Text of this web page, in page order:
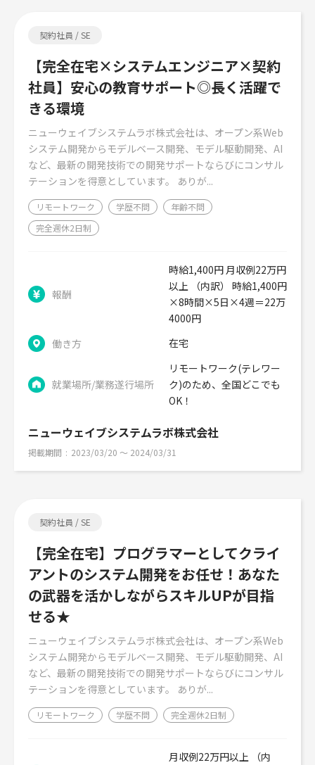
契約社員 / SE
【完全在宅×システムエンジニア×契約
社員】安心の教育サポート◎長く活躍で
きる環境
ニューウェイブシステムラボ株式会社は、オープン系Web
システム開発からモデルベース開発、モデル駆動開発、AI
など、最新の開発技術での開発サポートならびにコンサル
テーションを得意としています。 ありが...
リモートワーク 学歴不問
年齢不問
完全週休2日制
報酬
時給1,400円 月収例22万円
以上 （内訳） 時給1,400円
×8時間×5日×4週＝22万
4000円
働き方
在宅
就業場所/業務遂行場所
リモートワーク(テレワー
ク)のため、全国どこでも
OK！
ニューウェイブシステムラボ株式会社
掲載期間 2023/03/20 〜 2024/03/31
契約社員 / SE
【完全在宅】プログラマーとしてクライ
アントのシステム開発をお任せ！あなた
の武器を活かしながらスキルUPが目指
せる★
ニューウェイブシステムラボ株式会社は、オープン系Web
システム開発からモデルベース開発、モデル駆動開発、AI
など、最新の開発技術での開発サポートならびにコンサル
テーションを得意としています。 ありが...
リモートワーク 学歴不問 完全週休2日制
月収例22万円以上 （内